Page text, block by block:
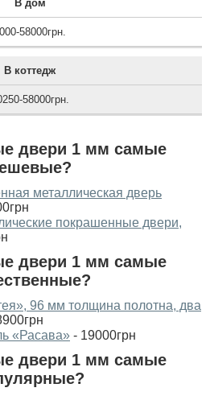
В дом
58000грн.
В коттедж
58000грн.
двери 1 мм самые
металлическая дверь
покрашенные двери,
двери 1 мм самые
96 мм толщина полотна, два
«Расава» - 19000грн
двери 1 мм самые